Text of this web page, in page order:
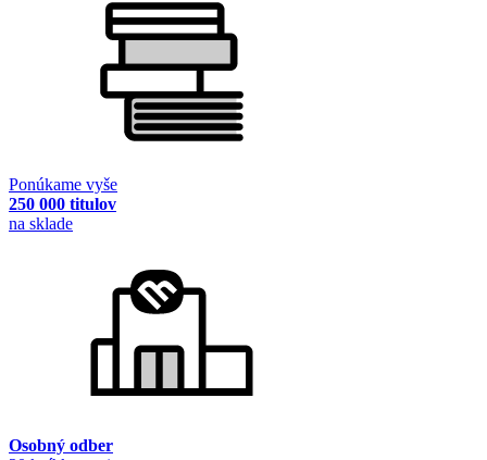
Ponúkame vyše
250 000 titulov
na sklade
Osobný odber